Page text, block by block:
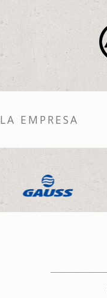
LA EMPRESA